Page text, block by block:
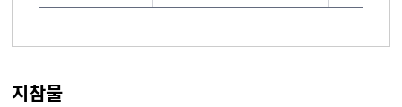
지참물